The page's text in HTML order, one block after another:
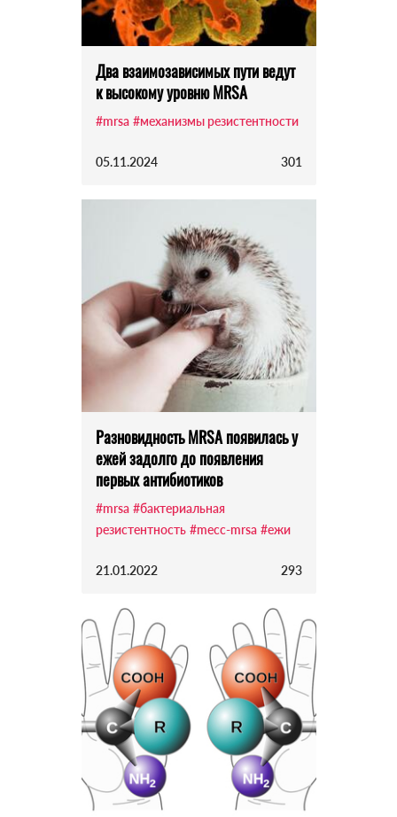
Два взаимозависимых пути ведут
к высокому уровню MRSA
#mrsa #механизмы резистентности
05.11.2024 301
Разновидность MRSA появилась у
ежей задолго до появления
первых антибиотиков
#mrsa #бактериальная
резистентность #mecc-mrsa #ежи
21.01.2022 293